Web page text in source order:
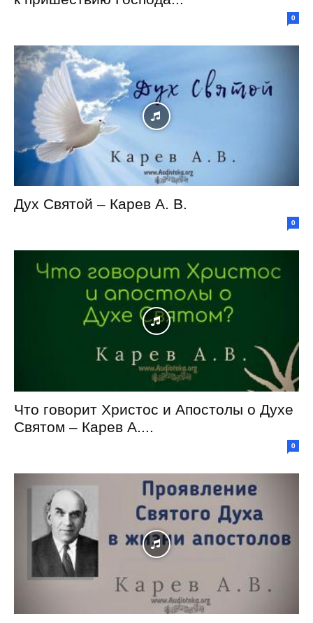
0
Дух Святой – Карев А. В.
0
Что говорит Христос и Апостолы о Духе
Святом – Карев А....
0